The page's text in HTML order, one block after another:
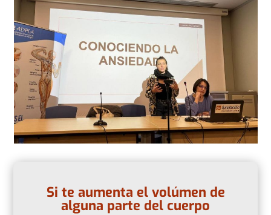
Si te aumenta el volúmen de
alguna parte del cuerpo